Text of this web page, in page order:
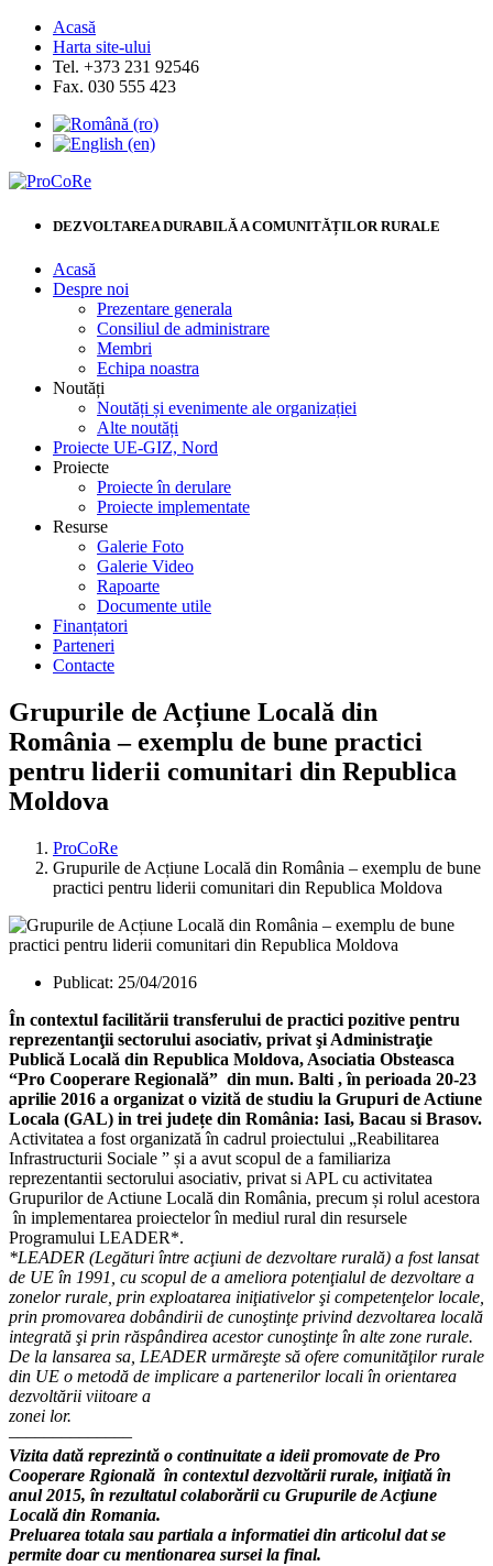
Acasă
Harta site-ului
Tel. +373 231 92546
Fax. 030 555 423
DEZVOLTAREA DURABILĂ A COMUNITĂȚILOR RURALE
Acasă
Despre noi
Prezentare generala
Consiliul de administrare
Membri
Echipa noastra
Noutăți
Noutăți și evenimente ale organizației
Alte noutăți
Proiecte UE-GIZ, Nord
Proiecte
Proiecte în derulare
Proiecte implementate
Resurse
Galerie Foto
Galerie Video
Rapoarte
Documente utile
Finanțatori
Parteneri
Contacte
Grupurile de Acțiune Locală din
România – exemplu de bune practici
pentru liderii comunitari din Republica
Moldova
ProCoRe
Grupurile de Acțiune Locală din România – exemplu de bune
practici pentru liderii comunitari din Republica Moldova
Publicat: 25/04/2016
În contextul facilitării transferului de practici pozitive pentru
reprezentanţii sectorului asociativ, privat şi Administraţie
Publică Locală din Republica Moldova, Asociatia Obsteasca
“Pro Cooperare Regională” din mun. Balti , în perioada 20-23
aprilie 2016 a organizat o vizită de studiu la Grupuri de Actiune
Locala (GAL) in trei județe din România: Iasi, Bacau si Brasov.
Activitatea a fost organizată în cadrul proiectului „Reabilitarea
Infrastructurii Sociale ” și a avut scopul de a familiariza
reprezentantii sectorului asociativ, privat si APL cu activitatea
Grupurilor de Actiune Locală din România, precum și rolul acestora
în implementarea proiectelor în mediul rural din resursele
Programului LEADER*.
*LEADER (Legături între acţiuni de dezvoltare rurală) a fost lansat
de UE în 1991, cu scopul de a ameliora potenţialul de dezvoltare a
zonelor rurale, prin exploatarea iniţiativelor şi competenţelor locale,
prin promovarea dobândirii de cunoştinţe privind dezvoltarea locală
integrată şi prin răspândirea acestor cunoştinţe în alte zone rurale.
De la lansarea sa, LEADER urmăreşte să ofere comunităţilor rurale
din UE o metodă de implicare a partenerilor locali în orientarea
dezvoltării viitoare a
zonei lor.
––––––––––––––
Vizita dată reprezintă o continuitate a ideii promovate de Pro
Cooperare Rgională în contextul dezvoltării rurale, iniţiată în
anul 2015, în rezultatul colaborării cu Grupurile de Acţiune
Locală din Romania.
Preluarea totala sau partiala a informatiei din articolul dat se
permite doar cu mentionarea sursei la final.